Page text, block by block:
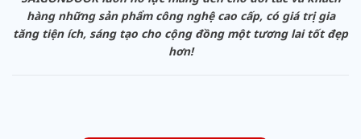
hàng những sản phẩm công nghệ cao cấp, có giá trị gia
tăng tiện ích, sáng tạo cho cộng đồng một tương lai tốt đẹp
hơn!